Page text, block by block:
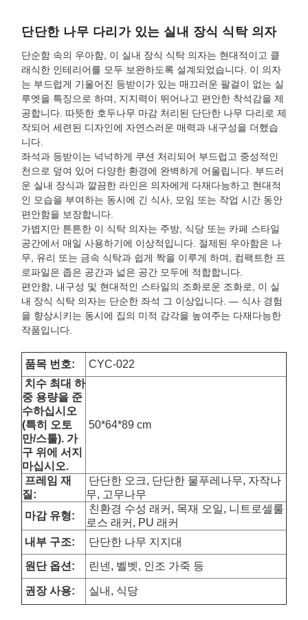
단단한 나무 다리가 있는 실내 장식 식탁 의자
단순함 속의 우아함, 이 실내 장식 식탁 의자는 현대적이고 클
래식한 인테리어를 모두 보완하도록 설계되었습니다. 이 의자
는 부드럽게 기울어진 등받이가 있는 매끄러운 팔걸이 없는 실
루엣을 특징으로 하며, 지지력이 뛰어나고 편안한 착석감을 제
공합니다. 따뜻한 호두나무 마감 처리된 단단한 나무 다리로 제
작되어 세련된 디자인에 자연스러운 매력과 내구성을 더했습
니다.
좌석과 등받이는 넉넉하게 쿠션 처리되어 부드럽고 중성적인
천으로 덮여 있어 다양한 환경에 완벽하게 어울립니다. 부드러
운 실내 장식과 깔끔한 라인은 의자에게 다재다능하고 현대적
인 모습을 부여하는 동시에 긴 식사, 모임 또는 작업 시간 동안
편안함을 보장합니다.
가볍지만 튼튼한 이 식탁 의자는 주방, 식당 또는 카페 스타일
공간에서 매일 사용하기에 이상적입니다. 절제된 우아함은 나
무, 유리 또는 금속 식탁과 쉽게 짝을 이루게 하며, 컴팩트한 프
로파일은 좁은 공간과 넓은 공간 모두에 적합합니다.
편안함, 내구성 및 현대적인 스타일의 조화로운 조화로, 이 실
내 장식 식탁 의자는 단순한 좌석 그 이상입니다. — 식사 경험
을 향상시키는 동시에 집의 미적 감각을 높여주는 다재다능한
작품입니다.
품목 번호:
CYC-022
치수 최대 하
중 용량을 준
수하십시오
(특히 오토
만/스툴). 가
구 위에 서지
마십시오.
50*64*89 cm
프레임 재
질:
단단한 오크, 단단한 물푸레나무, 자작나
무, 고무나무
마감 유형:
친환경 수성 래커, 목재 오일, 니트로셀룰
로스 래커, PU 래커
내부 구조:
단단한 나무 지지대
원단 옵션: 린넨, 벨벳, 인조 가죽 등
권장 사용: 실내, 식당